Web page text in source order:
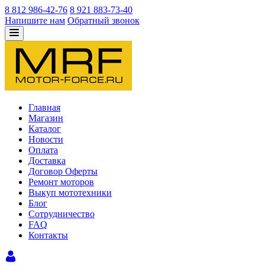
8 812 986-42-76 8 921 883-73-40
Напишите нам Обратный звонок
Главная
Магазин
Каталог
Новости
Оплата
Доставка
Договор Оферты
Ремонт моторов
Выкуп мототехники
Блог
Сотрудничество
FAQ
Контакты